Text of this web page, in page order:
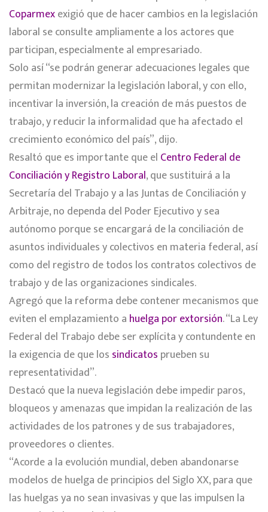
Coparmexexigió que de hacer cambios en la legislación
laboral se consulte ampliamente a los actores que
participan, especialmente al empresariado.
Solo así “se podrán generar adecuaciones legales que
permitan modernizar la legislación laboral, y con ello,
incentivar la inversión, la creación de más puestos de
trabajo, y reducir la informalidad que ha afectado el
crecimiento económico del país”, dijo.
Resaltó que es importante que el Centro Federal de
Conciliación y Registro Laboral, que sustituirá a la
Secretaría del Trabajo y a las Juntas de Conciliación y
Arbitraje, no dependa del Poder Ejecutivo y sea
autónomo porque se encargará de la conciliación de
asuntos individuales y colectivos en materia federal, así
como del registro de todos los contratos colectivos de
trabajo y de las organizaciones sindicales.
Agregó que la reforma debe contener mecanismos que
eviten el emplazamiento a huelga por extorsión. “La Ley
Federal del Trabajo debe ser explícita y contundente en
la exigencia de que los sindicatos prueben su
representatividad”.
Destacó que la nueva legislación debe impedir paros,
bloqueos y amenazas que impidan la realización de las
actividades de los patrones y de sus trabajadores,
proveedores o clientes.
“Acorde a la evolución mundial, deben abandonarse
modelos de huelga de principios del Siglo XX, para que
las huelgas ya no sean invasivas y que las impulsen la